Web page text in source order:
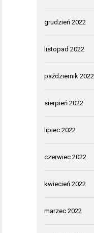
grudzień 2022
listopad 2022
październik 2022
sierpień 2022
lipiec 2022
czerwiec 2022
kwiecień 2022
marzec 2022